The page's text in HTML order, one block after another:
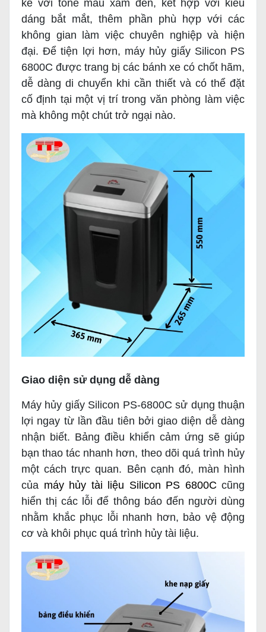
kế với tone màu xám đen, kết hợp với kiểu
dáng bắt mắt, thêm phần phù hợp với các
không gian làm việc chuyên nghiệp và hiện
đại. Để tiện lợi hơn, máy hủy giấy Silicon PS
6800C được trang bị các bánh xe có chốt hãm,
dễ dàng di chuyển khi cần thiết và có thể đặt
cố định tại một vị trí trong văn phòng làm việc
mà không một chút trở ngại nào.
Giao diện sử dụng dễ dàng
Máy hủy giấy Silicon PS-6800C sử dụng thuận
lợi ngay từ lần đầu tiên bởi giao diện dễ dàng
nhận biết. Bảng điều khiển cảm ứng sẽ giúp
bạn thao tác nhanh hơn, theo dõi quá trình hủy
một cách trực quan. Bên cạnh đó, màn hình
của máy hủy tài liệu Silicon PS 6800C cũng
hiển thị các lỗi để thông báo đến người dùng
nhằm khắc phục lỗi nhanh hơn, bảo vệ động
cơ và khôi phục quá trình hủy tài liệu.